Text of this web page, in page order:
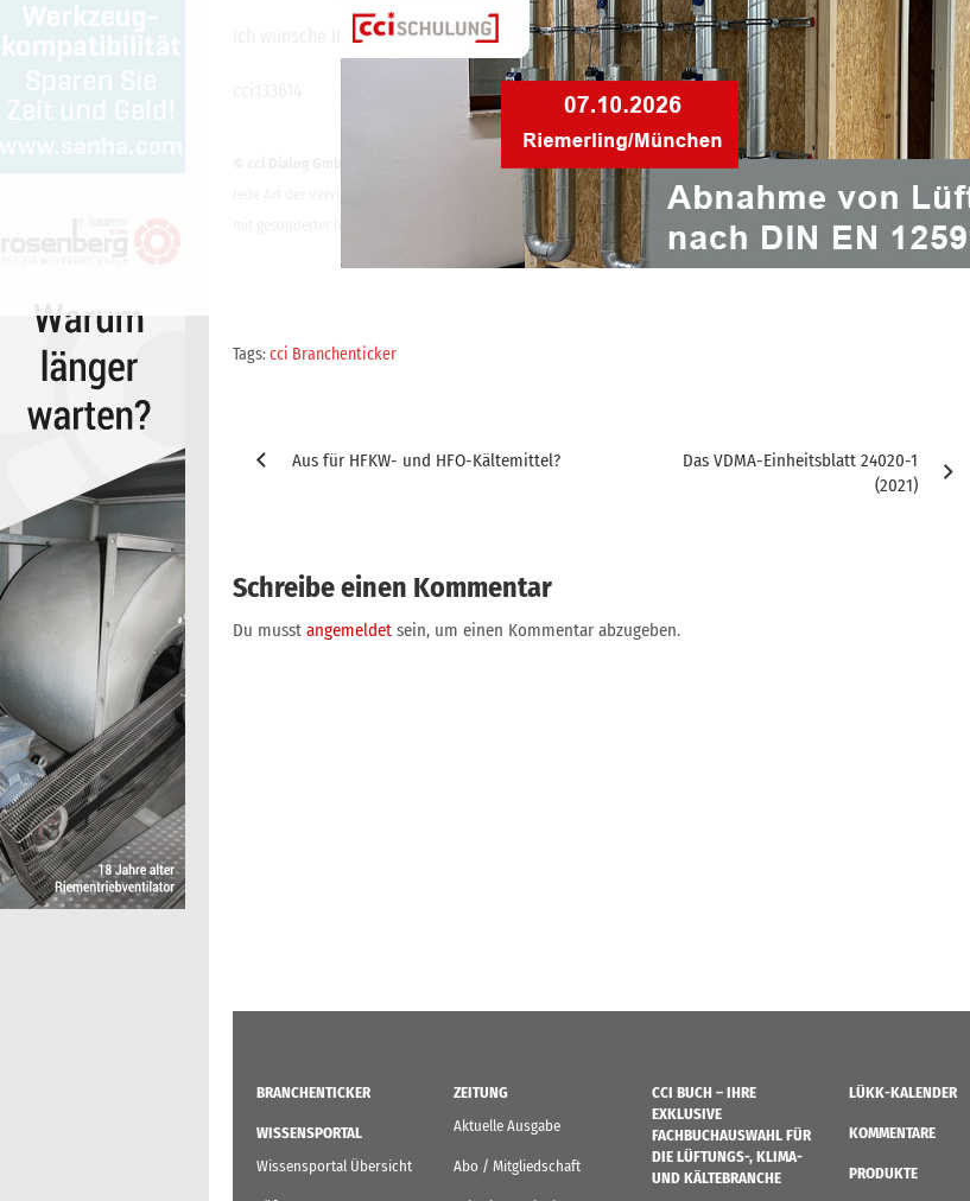
Ich wünsche Ihnen eine schöne Woche.
Jede Art der Vervielfältigung, Verbreitung, öffentlichen Zugänglichmachung oder Bearbeitung, auch auszugsweise, ist nur
mit gesonderter Genehmigung der cci Dialog GmbH gestattet.
Tags:cci Branchenticker
Aus für HFKW- und HFO-Kältemittel?
Das VDMA-Einheitsblatt 24020-1
(2021)
Schreibe einen Kommentar
Du musst angemeldet sein, um einen Kommentar abzugeben.
BRANCHENTICKER
WISSENSPORTAL
Wissensportal Übersicht
ZEITUNG
Aktuelle Ausgabe
Abo / Mitgliedschaft
CCI BUCH – IHRE
EXKLUSIVE
FACHBUCHAUSWAHL FÜR
DIE LÜFTUNGS-, KLIMA-
UND KÄLTEBRANCHE
LÜKK-KALENDER
KOMMENTARE
PRODUKTE